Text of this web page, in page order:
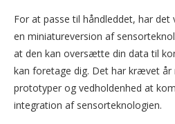
For at passe til håndleddet, har
en miniatureversion af
at den kan oversætte din data til
kan foretage dig. Det har krævet år
prototyper og vedholdenhed at
integration af sensorteknologien.